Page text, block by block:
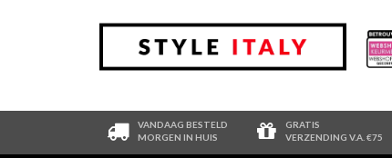
VANDAAG BESTELD
MORGEN IN HUIS
GRATIS
VERZENDING V.A. €75